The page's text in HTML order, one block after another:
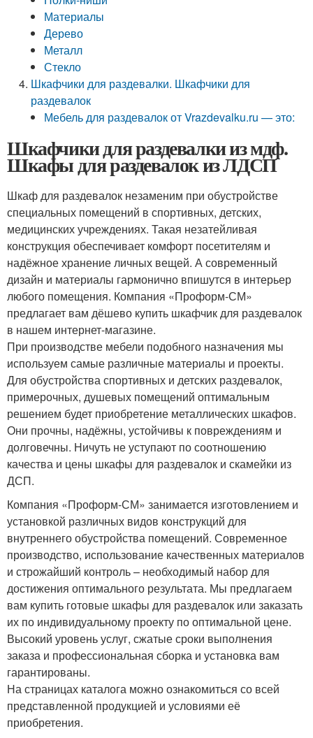
Материалы
Дерево
Металл
Стекло
Шкафчики для раздевалки. Шкафчики для
раздевалок
Мебель для раздевалок от Vrazdevalku.ru — это:
Шкафчики для раздевалки из мдф.
Шкафы для раздевалок из ЛДСП
Шкаф для раздевалок незаменим при обустройстве
специальных помещений в спортивных, детских,
медицинских учреждениях. Такая незатейливая
конструкция обеспечивает комфорт посетителям и
надёжное хранение личных вещей. А современный
дизайн и материалы гармонично впишутся в интерьер
любого помещения. Компания «Проформ-СМ»
предлагает вам дёшево купить шкафчик для раздевалок
в нашем интернет-магазине.
При производстве мебели подобного назначения мы
используем самые различные материалы и проекты.
Для обустройства спортивных и детских раздевалок,
примерочных, душевых помещений оптимальным
решением будет приобретение металлических шкафов.
Они прочны, надёжны, устойчивы к повреждениям и
долговечны. Ничуть не уступают по соотношению
качества и цены шкафы для раздевалок и скамейки из
ДСП.
Компания «Проформ-СМ» занимается изготовлением и
установкой различных видов конструкций для
внутреннего обустройства помещений. Современное
производство, использование качественных материалов
и строжайший контроль – необходимый набор для
достижения оптимального результата. Мы предлагаем
вам купить готовые шкафы для раздевалок или заказать
их по индивидуальному проекту по оптимальной цене.
Высокий уровень услуг, сжатые сроки выполнения
заказа и профессиональная сборка и установка вам
гарантированы.
На страницах каталога можно ознакомиться со всей
представленной продукцией и условиями её
приобретения.